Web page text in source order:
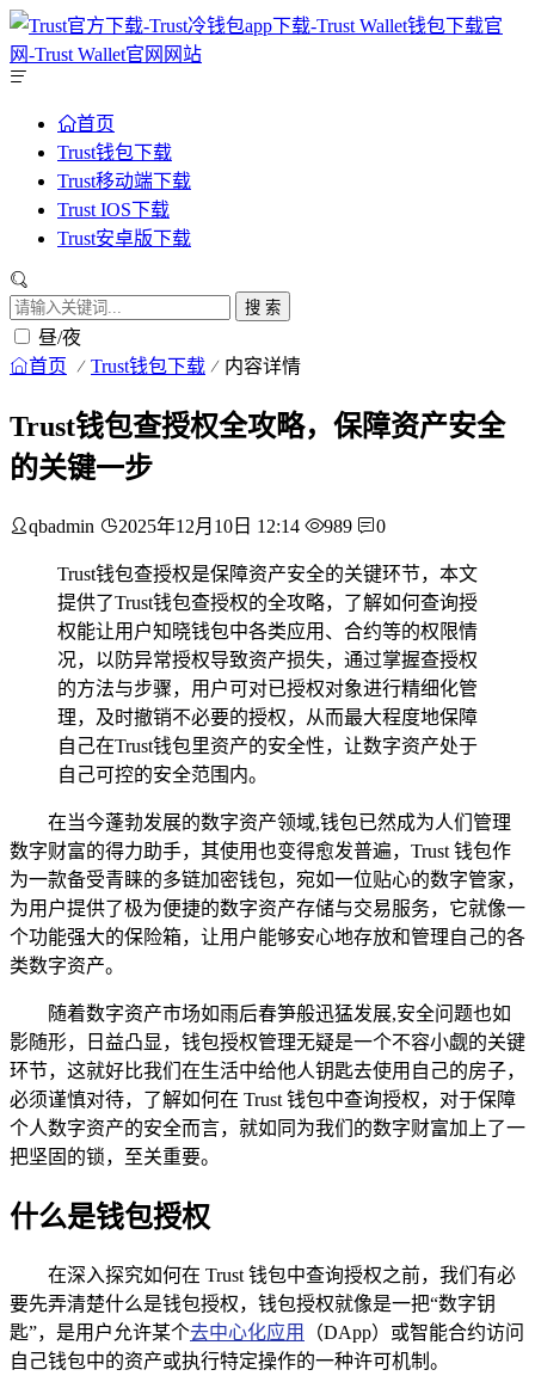
首页
Trust钱包下载
Trust移动端下载
Trust IOS下载
Trust安卓版下载
搜 索
昼/夜
首页 Trust钱包下载 内容详情
Trust钱包查授权全攻略，保障资产安全
的关键一步
qbadmin 2025年12月10日 12:14 989 0
Trust钱包查授权是保障资产安全的关键环节，本文
提供了Trust钱包查授权的全攻略，了解如何查询授
权能让用户知晓钱包中各类应用、合约等的权限情
况，以防异常授权导致资产损失，通过掌握查授权
的方法与步骤，用户可对已授权对象进行精细化管
理，及时撤销不必要的授权，从而最大程度地保障
自己在Trust钱包里资产的安全性，让数字资产处于
自己可控的安全范围内。
在当今蓬勃发展的数字资产领域,钱包已然成为人们管理
数字财富的得力助手，其使用也变得愈发普遍，Trust 钱包作
为一款备受青睐的多链加密钱包，宛如一位贴心的数字管家，
为用户提供了极为便捷的数字资产存储与交易服务，它就像一
个功能强大的保险箱，让用户能够安心地存放和管理自己的各
类数字资产。
随着数字资产市场如雨后春笋般迅猛发展,安全问题也如
影随形，日益凸显，钱包授权管理无疑是一个不容小觑的关键
环节，这就好比我们在生活中给他人钥匙去使用自己的房子，
必须谨慎对待，了解如何在 Trust 钱包中查询授权，对于保障
个人数字资产的安全而言，就如同为我们的数字财富加上了一
把坚固的锁，至关重要。
什么是钱包授权
在深入探究如何在 Trust 钱包中查询授权之前，我们有必
要先弄清楚什么是钱包授权，钱包授权就像是一把“数字钥
匙”，是用户允许某个去中心化应用
（DApp）或智能合约访问
自己钱包中的资产或执行特定操作的一种许可机制。